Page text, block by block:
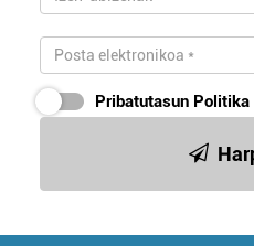
Pribatutasun Politika